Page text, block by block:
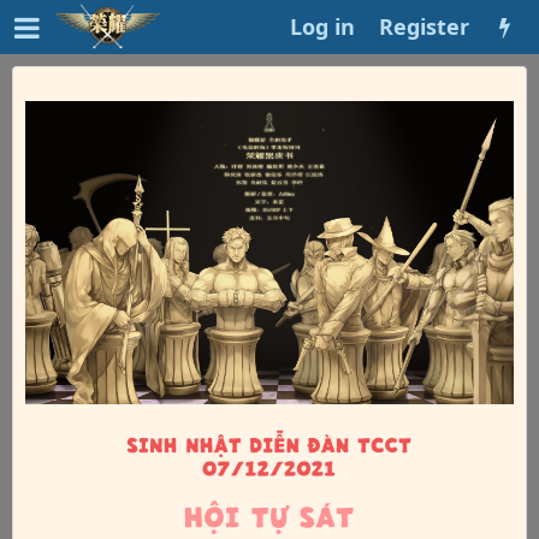
Log in Register